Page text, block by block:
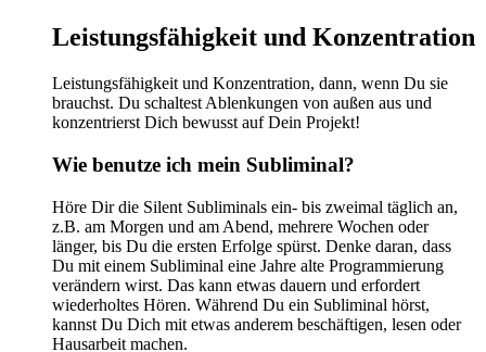
Leistungsfähigkeit und Konzentration
Leistungsfähigkeit und Konzentration, dann, wenn Du sie
brauchst. Du schaltest Ablenkungen von außen aus und
konzentrierst Dich bewusst auf Dein Projekt!
Wie benutze ich mein Subliminal?
Höre Dir die Silent Subliminals ein- bis zweimal täglich an,
z.B. am Morgen und am Abend, mehrere Wochen oder
länger, bis Du die ersten Erfolge spürst. Denke daran, dass
Du mit einem Subliminal eine Jahre alte Programmierung
verändern wirst. Das kann etwas dauern und erfordert
wiederholtes Hören. Während Du ein Subliminal hörst,
kannst Du Dich mit etwas anderem beschäftigen, lesen oder
Hausarbeit machen.